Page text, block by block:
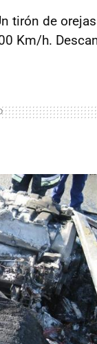
tirón de
Km/h.